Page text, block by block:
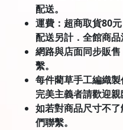
配送。
運費：超商取貨80
配送另計．全館商品
網路與店面同步販
繫。
每件藺草手工編織
完美主義者請歡迎親
如若對商品尺寸不
們聯繫。